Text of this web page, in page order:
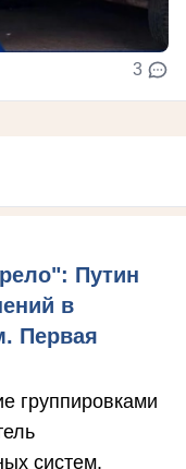
3
Путин
в
Первая
группировками
систем.